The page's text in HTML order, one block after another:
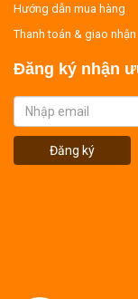
Hướng dẫn mua hàng
Thanh toán & giao nhận
Đăng ký nhận
Đăng ký